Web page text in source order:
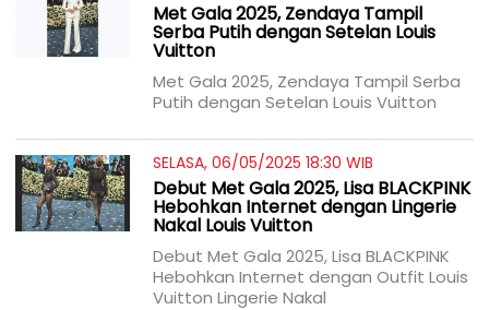
Met Gala 2025, Zendaya Tampil
Serba Putih dengan Setelan Louis
Vuitton
Met Gala 2025, Zendaya Tampil Serba
Putih dengan Setelan Louis Vuitton
SELASA, 06/05/2025 18:30 WIB
Debut Met Gala 2025, Lisa BLACKPINK
Hebohkan Internet dengan Lingerie
Nakal Louis Vuitton
Debut Met Gala 2025, Lisa BLACKPINK
Hebohkan Internet dengan Outfit Louis
Vuitton Lingerie Nakal